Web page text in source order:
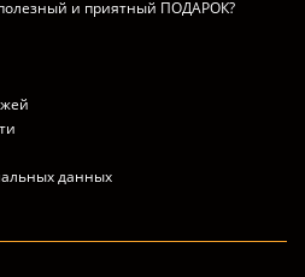
полезный и приятный ПОДАРОК?
данных